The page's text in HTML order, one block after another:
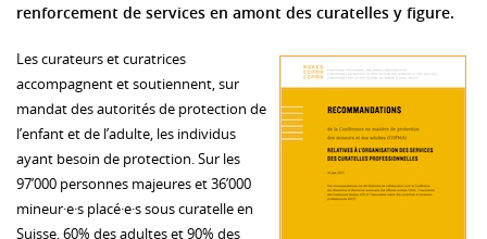
renforcement de services en amont des curatelles y figure.
Les curateurs et curatrices
accompagnent et soutiennent, sur
mandat des autorités de protection de
l’enfant et de l’adulte, les individus
ayant besoin de protection. Sur les
97’000 personnes majeures et 36’000
mineur·e·s placé·e·s sous curatelle en
Suisse, 60% des adultes et 90% des